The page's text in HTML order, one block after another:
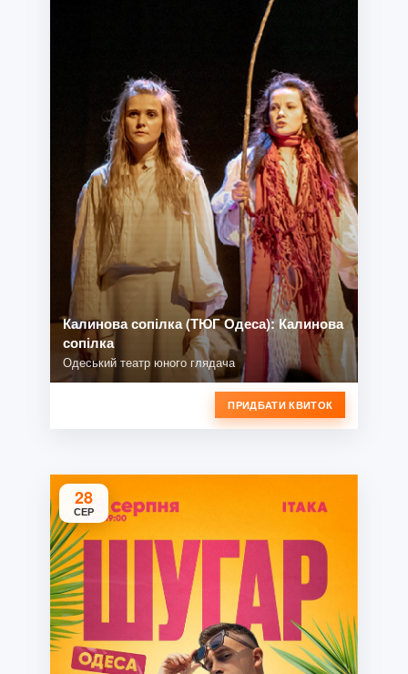
Калинова сопілка (ТЮГ Одеса): Калинова
сопілка
Одеський театр юного глядача
ПРИДБАТИ КВИТОК
28
СЕР